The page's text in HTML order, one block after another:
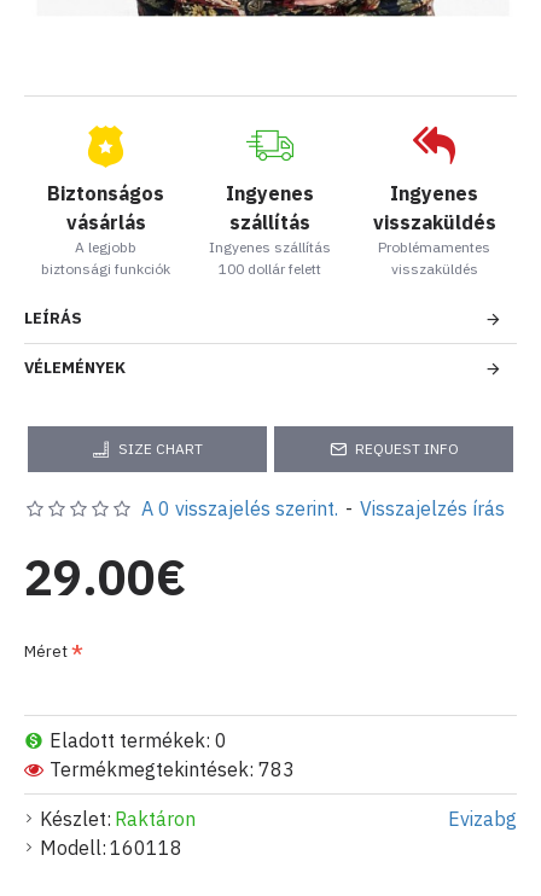
Biztonságos
vásárlás
A legjobb
biztonsági funkciók
Ingyenes
szállítás
Ingyenes szállítás
100 dollár felett
Ingyenes
visszaküldés
Problémamentes
visszaküldés
LEÍRÁS
VÉLEMÉNYEK
SIZE CHART REQUEST INFO
Készlet: Raktáron
Modell: 160118
Evizabg
Eladott termékek: 0
Termékmegtekintések: 783
A 0 visszajelés szerint. - Visszajelzés írás
29.00€
Méret